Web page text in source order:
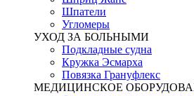
Шпатели
Угломеры
УХОД ЗА БОЛЬНЫМИ
Подкладные судна
Кружка Эсмарха
Повязка Грануфлекс
МЕДИЦИНСКОЕ